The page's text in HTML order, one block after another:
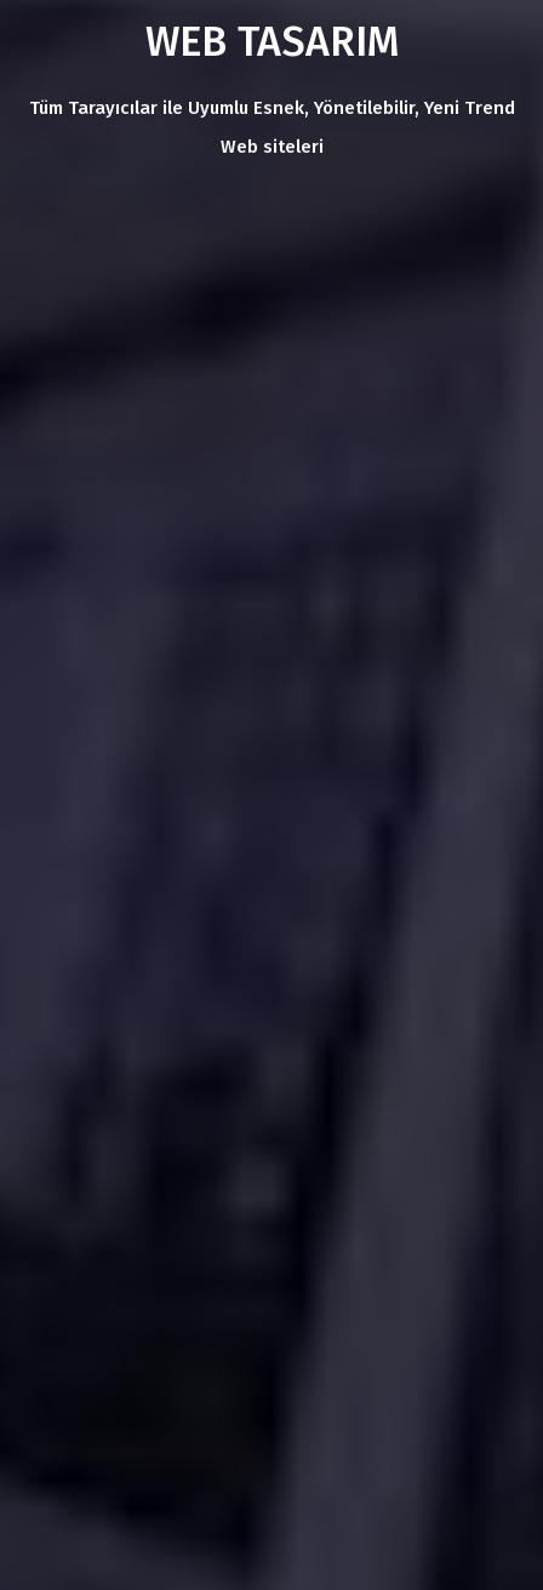
WEB TASARIM
Tüm Tarayıcılar ile Uyumlu Esnek, Yönetilebilir, Yeni Trend
Web siteleri